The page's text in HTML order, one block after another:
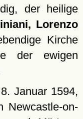
der heilige
Lorenzo
Kirche
der ewigen
Januar 1594,
Newcastle-on-